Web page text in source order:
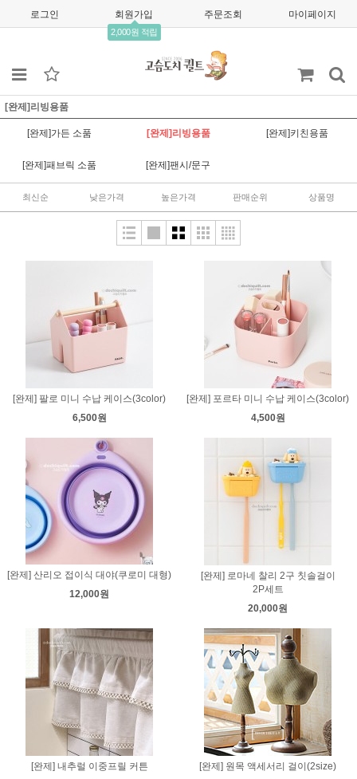
로그인 회원가입
2,000원 적립
주문조회 마이페이지
[완제]리빙용품
[완제]가든 소품 [완제]리빙용품 [완제]키친용품
[완제]패브릭 소품 [완제]팬시/문구
최신순 낮은가격 높은가격 판매순위 상품명
[완제] 팔로 미니 수납 케이스(3color)
6,500원
[완제] 포르타 미니 수납 케이스(3color)
4,500원
[완제] 산리오 접이식 대야(쿠로미 대형)
12,000원
[완제] 로마네 찰리 2구 칫솔걸이
2P세트
20,000원
[완제] 내추럴 이중프릴 커튼
[완제] 원목 액세서리 걸이(2size)